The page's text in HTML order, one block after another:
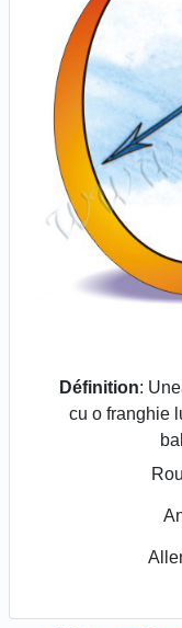
Définition:
cu o franghie